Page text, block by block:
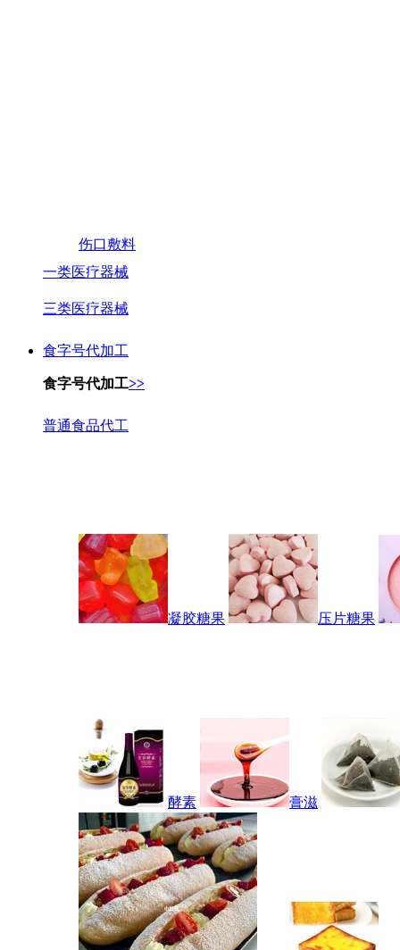
伤口敷料
一类医疗器械
三类医疗器械
食字号代加工
食字号代加工>>
普通食品代工
凝胶糖果 压片糖果
酵素 膏滋